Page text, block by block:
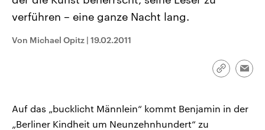
Alle Informationen
Sachsen-Anhalt wählt am 6.
September 2026 einen neuen
Bundesland von einer Koalition aus
Hintergründe
Wirtschaftlich und
gehören die Vereinigten
Audio-Archiv
verführen – eine ganze Nacht lang.
Von Michael Opitz | 19.02.2011
Link
Auf das „bucklicht Männlein“ kommt Benjamin in der
„Berliner Kindheit um Neunzehnhundert“ zu